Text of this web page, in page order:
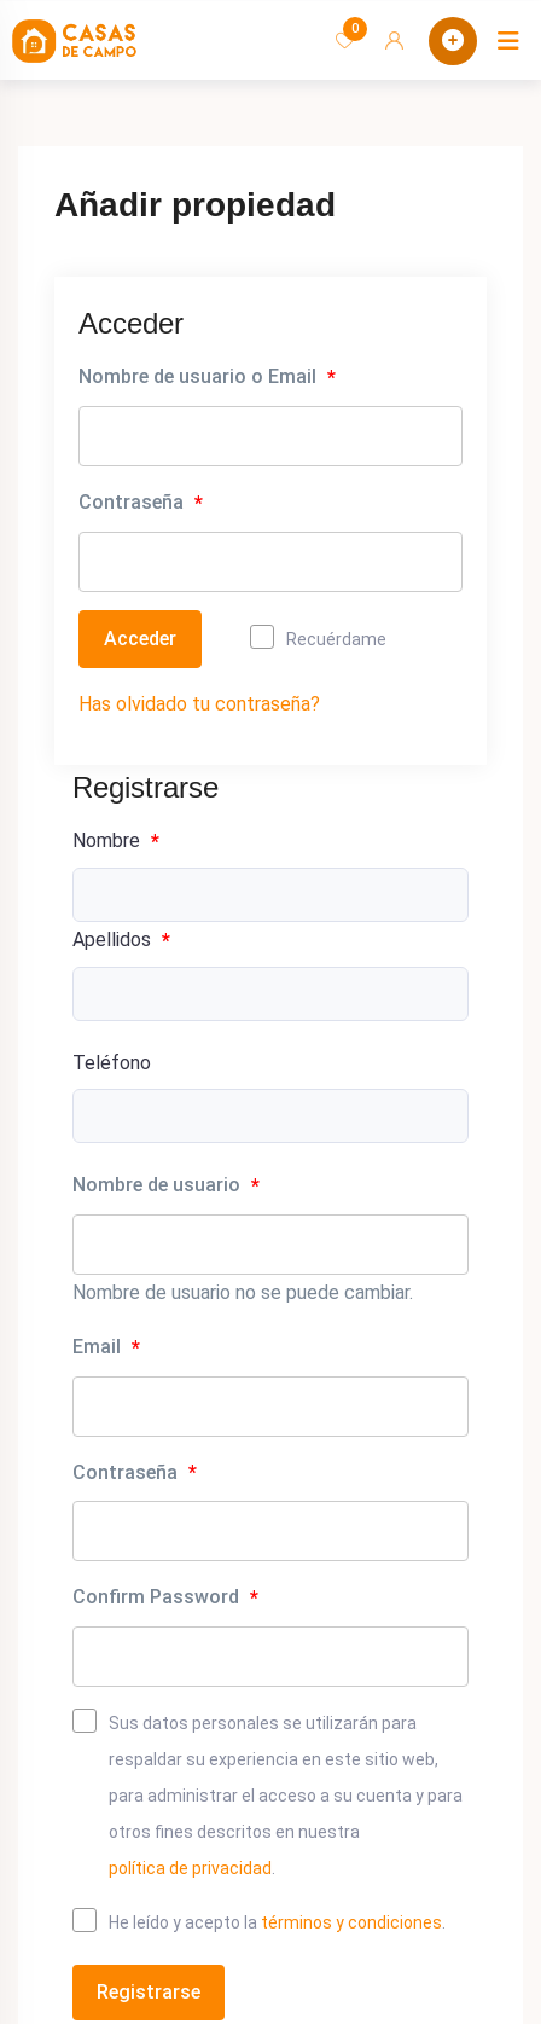
saltar
al
0
Añadir propiedad
Acceder
Nombre de usuario o Email *
Contraseña *
Acceder Recuérdame
Has olvidado tu contraseña?
Registrarse
Nombre *
Apellidos *
Teléfono
Nombre de usuario *
Nombre de usuario no se puede cambiar.
Email *
Contraseña *
Confirm Password *
Sus datos personales se utilizarán para
respaldar su experiencia en este sitio web,
para administrar el acceso a su cuenta y para
otros fines descritos en nuestra
política de privacidad
He leído y acepto la términos y condiciones